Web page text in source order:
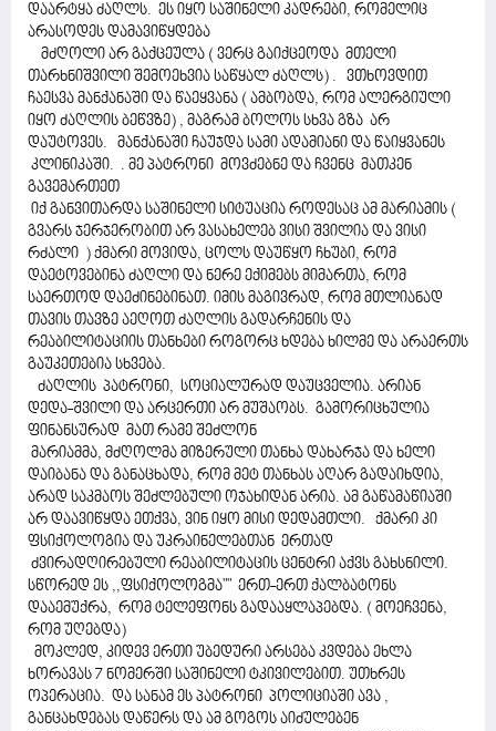
დაარტყა ძაღლს. ეს იყო საშინელი კადრები, რომელიც
არასოდეს დამავიწყდება
მძღოლი არ გაქცეულა ( ვერც გაიქცეოდა მთელი
თარხნიშვილი შემოეხვია საწყალ ძაღლს) . ვთხოვდით
ჩაესვა მანქანაში და წაეყვანა ( ამბობდა, რომ ალერგიული
იყო ძაღლის ბეწვზე) , მაგრამ ბოლოს სხვა გზა არ
დაუტოვეს. მანქანაში ჩაუჯდა სამი ადამიანი და წაიყვანეს
კლინიკაში. . მე პატრონი მოვძებნე და ჩვენც მათკენ
გავემართეთ
იქ განვითარდა საშინელი სიტუაცია როდესაც ამ მარიამის (
გვარს ჯერჯერობით არ ვასახელებ ვისი შვილია და ვისი
რძალი ) ქმარი მოვიდა, ცოლს დაუწყო ჩხუბი, რომ
დაეტოვებინა ძაღლი და ნერე ექიმებს მიმართა, რომ
საერთოდ დაეძინებინათ. იმის მაგივრად, რომ მთლიანად
თავის თავზე აეღოთ ძაღლის გადარჩენის და
რეაბილიტაციის თანხები როგორც ხდება ხილმე და არაერთს
გაუკეთებია სხვება.
ძაღლის პატრონი, სოციალურად დაუცველია. არიან
დედა-შვილი და არცერთი არ მუშაობს. გამორიცხულია
ფინანსურად მათ რამე შეძლონ
მარიამმა, მძღოლმა მიზერული თანხა დახარჯა და ხელი
დაიბანა და განაცხადა, რომ მეტ თანხას აღარ გადაიხდია,
არად საკმაოს შეძლებული ოჯახიდან არია. ამ გაწამაწიაში
არ დაავიწყდა ეთქვა, ვინ იყო მისი დედამთლი. ქმარი კი
ფსიქოლოგია და უკრაინელებთან ერთად
ძვირადღირებული რეაბილიტაცის ცენტრი აქვს გახსნილი.
სწორედ ეს ,,ფსიქოლოგმა"" ერთ-ერთ ქალბატონს
დააემუქრა, რომ ტელეფონს გადააყლაპებდა. ( მოეჩვენა,
რომ უღებდა)
მოკლედ, კიდევ ერთი უბედური არსება კვდება ეხლა
ხორავას 7 ნომერში საშინელი ტკივილებით. უთხრეს
ოპერაცია. და სანამ ეს პატრონი პოლიციაში ავა ,
განცახდებას დაწერს და ამ გოგოს აიძულებენ